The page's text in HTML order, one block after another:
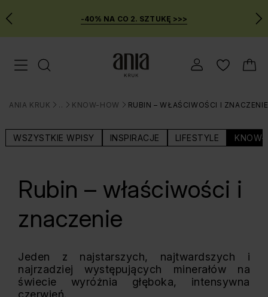
Przejdź
do
MENU
-40% NA CO 2. SZTUKĘ >>>
Menu mobilne
ANIA KRUK
>
BLOG
>
KNOW-HOW
>
RUBIN – WŁAŚCIWOŚCI I ZNACZENIE
WSZYSTKIE WPISY INSPIRACJE LIFESTYLE KNOW-
Rubin – właściwości i
znaczenie
Jeden z najstarszych, najtwardszych i
najrzadziej występujących minerałów na
świecie wyróżnia głęboka, intensywna
czerwień.